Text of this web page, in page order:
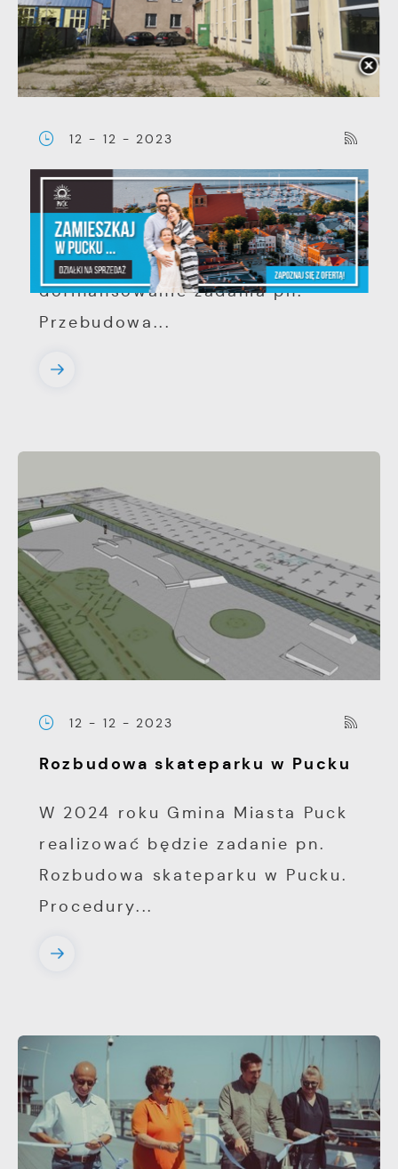
12 - 12 - 2023
Puckie Centrum Kultury
W listopadzie 2023 roku Gmina
Miasta Puck złożyła wniosek o
dofinansowanie zadania pn.
Przebudowa...
12 - 12 - 2023
Rozbudowa skateparku w Pucku
W 2024 roku Gmina Miasta Puck
realizować będzie zadanie pn.
Rozbudowa skateparku w Pucku.
Procedury...